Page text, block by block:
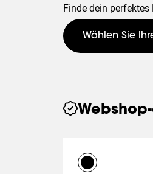
Finde dein perfektes
Wählen Sie